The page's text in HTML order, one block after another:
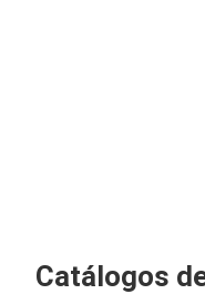
Catálogos